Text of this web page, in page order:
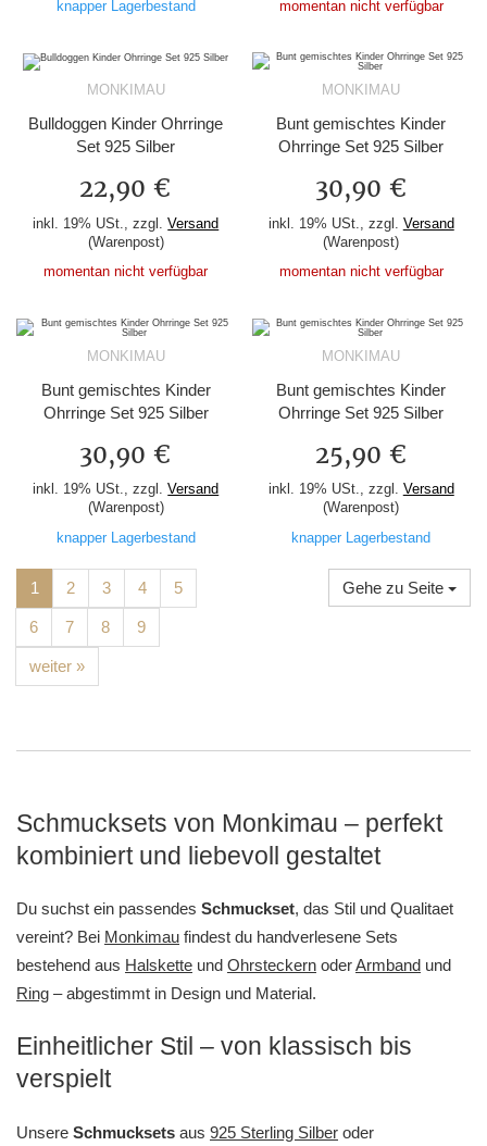
knapper Lagerbestand momentan nicht verfügbar
MONKIMAU
Bulldoggen Kinder Ohrringe
Set 925 Silber
22,90 €
inkl. 19% USt., zzgl.Versand
(Warenpost)
momentan nicht verfügbar
MONKIMAU
Bunt gemischtes Kinder
Ohrringe Set 925 Silber
30,90 €
inkl. 19% USt., zzgl. Versand
(Warenpost)
momentan nicht verfügbar
MONKIMAU
Bunt gemischtes Kinder
Ohrringe Set 925 Silber
30,90 €
inkl. 19% USt., zzgl.Versand
(Warenpost)
knapper Lagerbestand
MONKIMAU
Bunt gemischtes Kinder
Ohrringe Set 925 Silber
25,90 €
inkl. 19% USt., zzgl. Versand
(Warenpost)
knapper Lagerbestand
1 2 3 4 5
6 7 8 9
weiter »
Gehe zu Seite
Schmucksets von Monkimau – perfekt
kombiniert und liebevoll gestaltet
Du suchst ein passendes Schmuckset, das Stil und Qualitaet
vereint? Bei Monkimau findest du handverlesene Sets
bestehend aus Halskette und Ohrsteckern oderArmband und
Ring – abgestimmt in Design und Material.
Einheitlicher Stil – von klassisch bis
verspielt
Unsere Schmucksets aus 925 Sterling Silber oder